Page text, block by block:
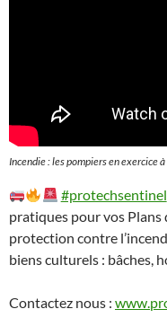
Incendie : les pompiers en exercice à
#protechsentinel
pratiques pour vos Plans
protection contre
biens culturels : bâches,
Contactez nous :